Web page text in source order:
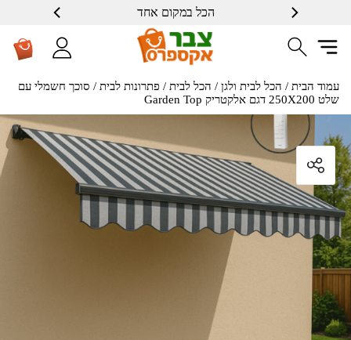
הכל במקום אחד
עמוד הבית / הכל לבית ולגן / הכל לבית / פתרונות לבית / סוכך חשמלי עם
שלט 250X200 דגם אלקטריק Garden Top